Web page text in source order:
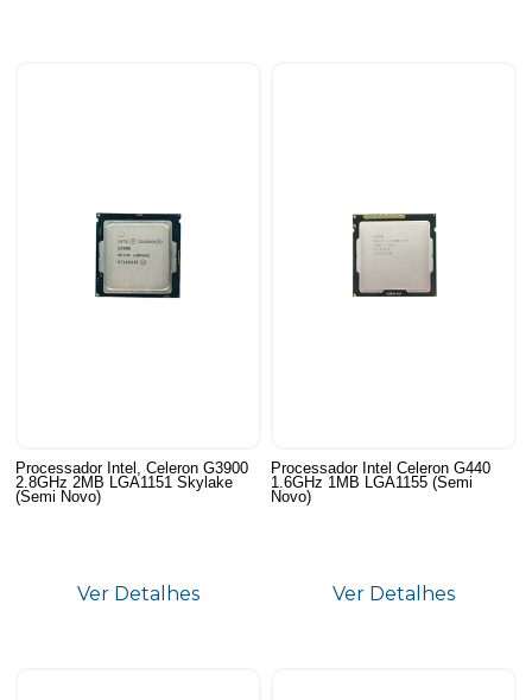
Processador Intel, Celeron G3900
2.8GHz 2MB LGA1151 Skylake
(Semi Novo)
Ver Detalhes
Processador Intel Celeron G440
1.6GHz 1MB LGA1155 (Semi
Novo)
Ver Detalhes